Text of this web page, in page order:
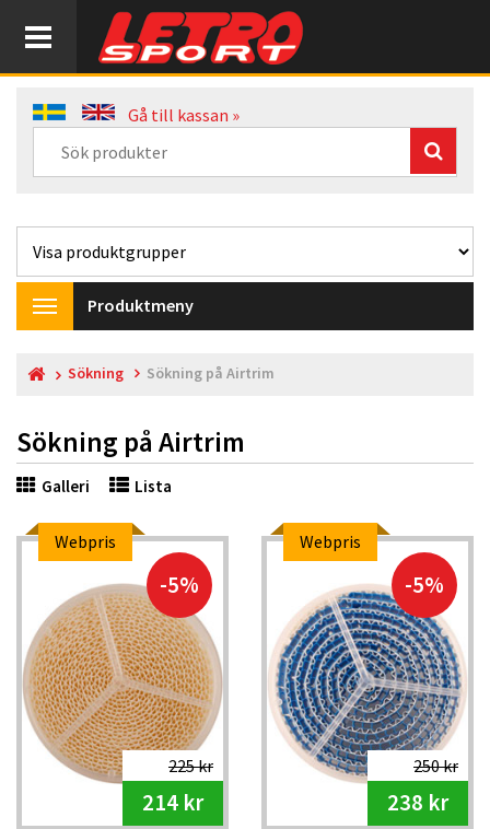
Gå till kassan »
Toggle
navigation
Produktmeny
Sökning Sökning på Airtrim
Sökning på Airtrim
Galleri Lista
Webpris
-5%
225 kr
214 kr
Webpris
-5%
250 kr
238 kr